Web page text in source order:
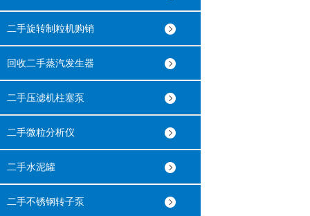
二手旋转制粒机购销
回收二手蒸汽发生器
二手压滤机柱塞泵
二手微粒分析仪
二手水泥罐
二手不锈钢转子泵